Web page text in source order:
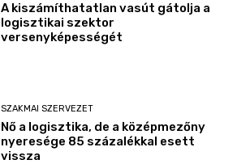
A kiszámíthatatlan vasút gátolja a
logisztikai szektor
versenyképességét
SZAKMAI SZERVEZET
Nő a logisztika, de a középmezőny
nyeresége 85 százalékkal esett
vissza